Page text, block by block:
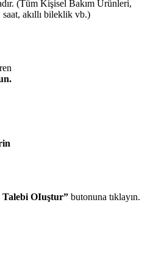
(Tüm Kişisel Bakım Ürünleri,
akıllı bileklik vb.)
Talebi OIuştur” butonuna tıklayın.